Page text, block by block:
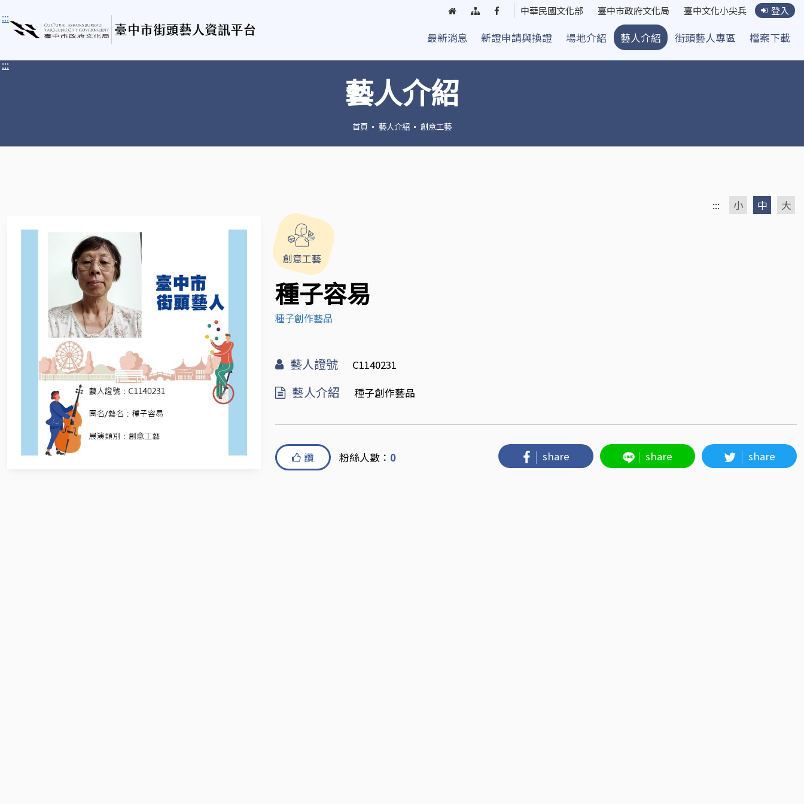
:::
回
頁
網
導
覽
臺
街
頭
中華民國文化部 臺中市政府文化局 臺中文化小尖兵 登入
最新消息 新證申請與換證 場地介紹 藝人介紹 街頭藝人專區
檔案下載
:::
藝人介紹
首頁 藝人介紹 創意工藝
::: 小 中 大
創意工藝
種子容易
種子創作藝品
藝人證號 C1140231
藝人介紹 種子創作藝品
讚 粉絲人數： 0 share share share